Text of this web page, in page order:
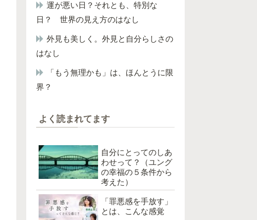
運が悪い日？それとも、特別な
日？ 世界の見え方のはなし
外見も美しく。外見と自分らしさの
はなし
「もう無理かも」は、ほんとうに限
界？
よく読まれてます
自分にとってのしあ
わせって？（ユング
の幸福の５条件から
考えた）
「罪悪感を手放す」
とは、こんな感覚